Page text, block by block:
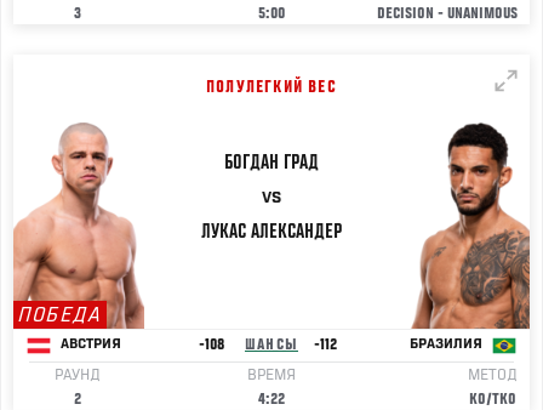
3
5:00
DECISION - UNANIMOUS
ПОЛУЛЕГКИЙ ВЕС
ПОБЕДА
БОГДАН ГРАД
VS
ЛУКАС АЛЕКСАНДЕР
АВСТРИЯ -108 ШАНСЫ -112 БРАЗИЛИЯ
РАУНД
2
ВРЕМЯ
4:22
МЕТОД
KO/TKO